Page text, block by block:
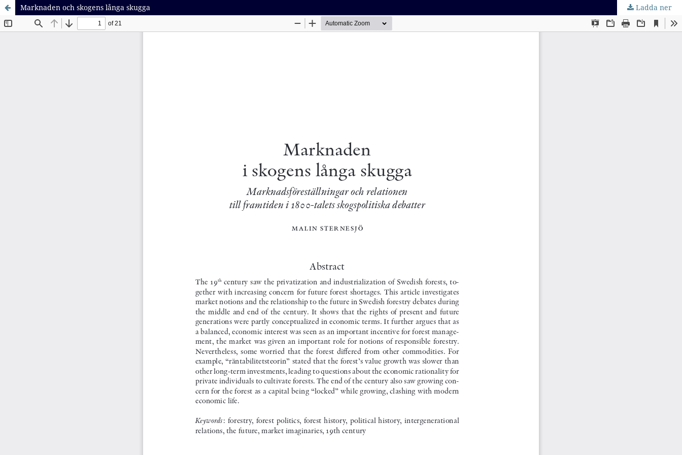
Marknaden och skogens långa skugga Ladda ner